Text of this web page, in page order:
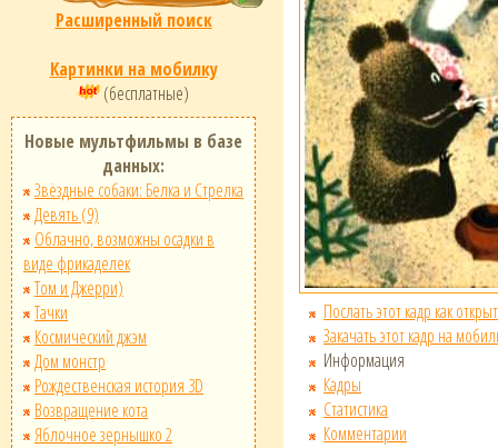
Расширенный поиск
Картинки на мобилку
(бесплатные)
Новые мультфильмы в базе
данных:
Звёздные собаки: Белка и Стрелка
Девять (9)
Облачно, возможны осадки в
виде фрикаделек
Том и Джерри)
Тачки
Космический джэм
Дом монстр
Рождественская история 3D
Возвращение кота
Яблочное зернышко 2
Послать этот кадр как
Закачать этот кадр на
Информация
Кадры
Статистика
Комментарии